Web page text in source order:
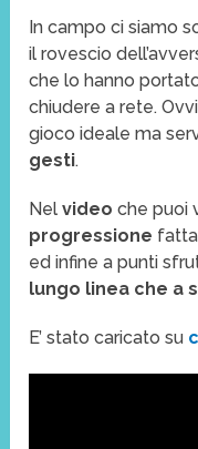
In campo ci siamo
il rovescio
che lo hanno
chiudere a rete.
gioco ideale ma
gesti.
Nelvideo che puoi
progressione
ed infine a punti
lungo linea che a
E’ stato caricato su